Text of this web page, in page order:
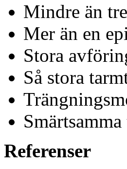
Mindre än
Mer än en
Stora
Så stora
Referenser